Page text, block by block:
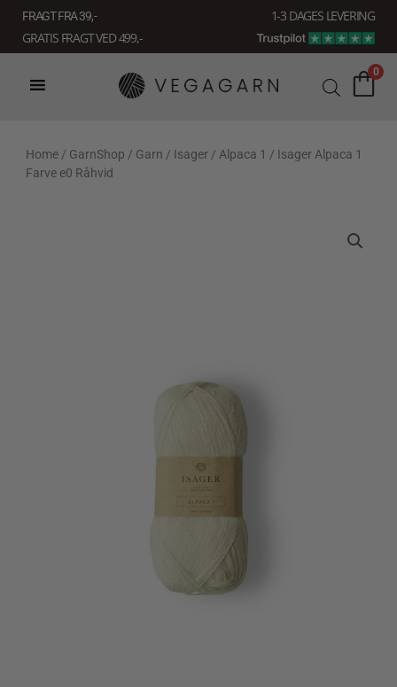
indholdet
FRAGT FRA 39, -
1-3 DAGES LEVERING
GRATIS FRAGT VED 499,-
0
Home / GarnShop / Garn / Isager / Alpaca 1 / Isager Alpaca 1
Farve e0 Råhvid